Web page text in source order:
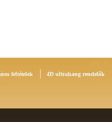
feltételek 4D ultrahang rendelők